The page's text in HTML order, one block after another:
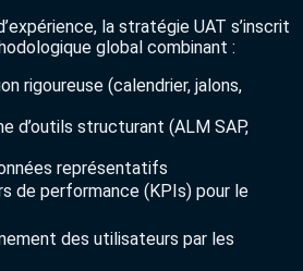
la stratégie UAT s’inscrit
global combinant :
rigoureuse (calendrier, jalons,
d’outils structurant (ALM SAP,
représentatifs
de performance (KPIs) pour le
des utilisateurs par les